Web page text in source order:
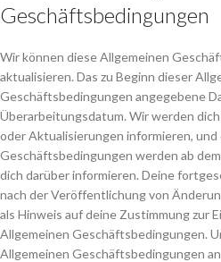
Geschäftsbedingungen
Wir können diese Allgemeinen
aktualisieren. Das zu Beginn dieser
Geschäftsbedingungen angegebene
Überarbeitungsdatum. Wir werden
oder Aktualisierungen informieren,
Geschäftsbedingungen werden ab
dich darüber informieren. Deine
nach der Veröffentlichung von
als Hinweis auf deine Zustimmung zur
Allgemeinen Geschäftsbedingungen.
Allgemeinen Geschäftsbedingungen